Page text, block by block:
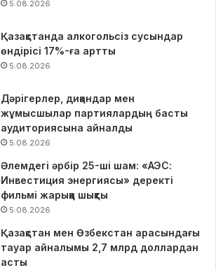
5.08.2026
Қазақстанда алкогольсіз сусындар
өндірісі 17%-ға артты
5.08.2026
Дәрігерлер, диқандар мен
жұмысшылар партиялардың басты
аудиториясына айналды
5.08.2026
Әлемдегі әрбір 25-ші шам: «АЭС:
Инвестиция энергиясы» деректі
фильмі жарыққа шықты
5.08.2026
Қазақстан мен Өзбекстан арасындағы
тауар айналымы 2,7 млрд доллардан
асты